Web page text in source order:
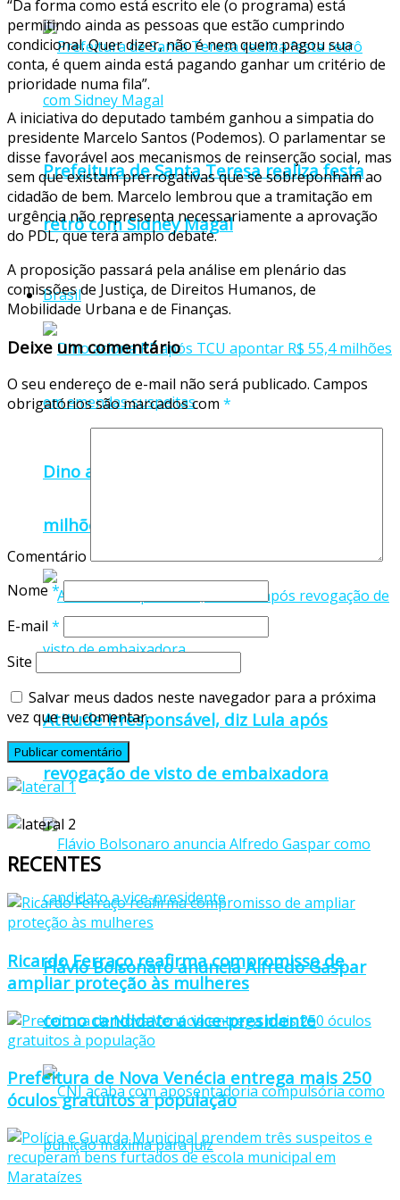
Prefeitura de Santa Teresa realiza festa
retrô com Sidney Magal
Brasil
Dino aciona PF após TCU apontar R$ 55,4
milhões em emendas suspeitas
Atitude irresponsável, diz Lula após
revogação de visto de embaixadora
Flávio Bolsonaro anuncia Alfredo Gaspar
como candidato a vice-presidente
“Da forma como está escrito ele (o programa) está
permitindo ainda as pessoas que estão cumprindo
condicional. Quer dizer, não é nem quem pagou sua
conta, é quem ainda está pagando ganhar um critério de
prioridade numa fila”.
A iniciativa do deputado também ganhou a simpatia do
presidente Marcelo Santos (Podemos). O parlamentar se
disse favorável aos mecanismos de reinserção social, mas
sem que existam prerrogativas que se sobreponham ao
cidadão de bem. Marcelo lembrou que a tramitação em
urgência não representa necessariamente a aprovação
do PDL, que terá amplo debate.
A proposição passará pela análise em plenário das
comissões de Justiça, de Direitos Humanos, de
Mobilidade Urbana e de Finanças.
Deixe um comentário
O seu endereço de e-mail não será publicado. Campos
obrigatórios são marcados com *
Comentário
Nome *
E-mail *
Site
Salvar meus dados neste navegador para a próxima
vez que eu comentar.
RECENTES
Ricardo Ferraço reafirma compromisso de
ampliar proteção às mulheres
Prefeitura de Nova Venécia entrega mais 250
óculos gratuitos à população